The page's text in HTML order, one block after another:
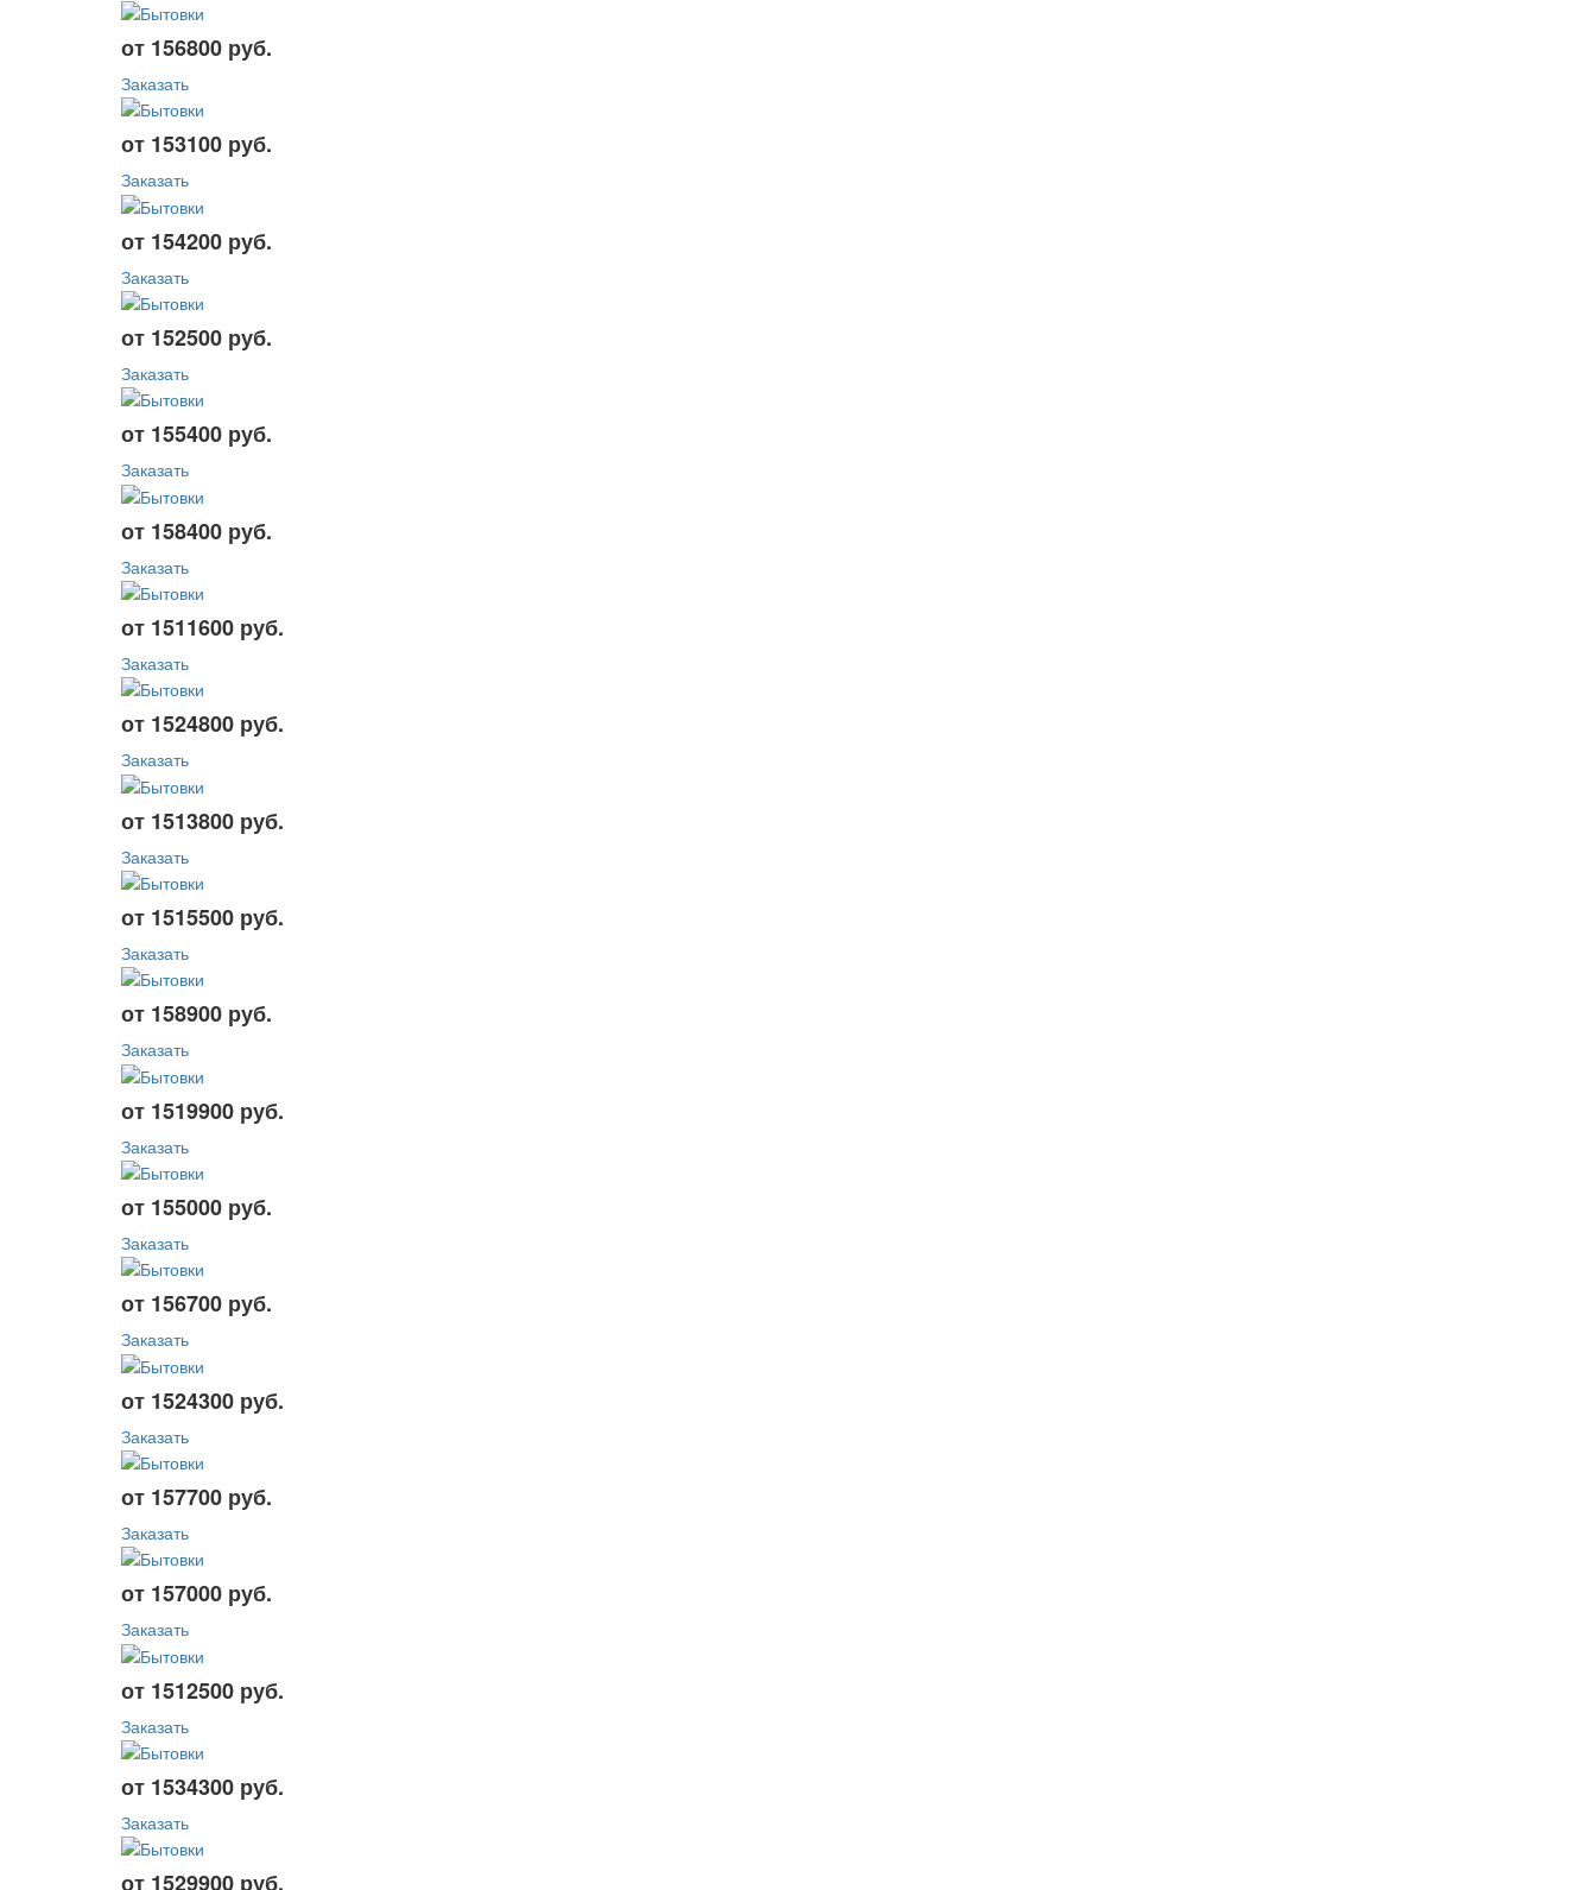
от 156800 руб.
Заказать
от 153100 руб.
Заказать
от 154200 руб.
Заказать
от 152500 руб.
Заказать
от 155400 руб.
Заказать
от 158400 руб.
Заказать
от 1511600 руб.
Заказать
от 1524800 руб.
Заказать
от 1513800 руб.
Заказать
от 1515500 руб.
Заказать
от 158900 руб.
Заказать
от 1519900 руб.
Заказать
от 155000 руб.
Заказать
от 156700 руб.
Заказать
от 1524300 руб.
Заказать
от 157700 руб.
Заказать
от 157000 руб.
Заказать
от 1512500 руб.
Заказать
от 1534300 руб.
Заказать
от 1529900 руб.